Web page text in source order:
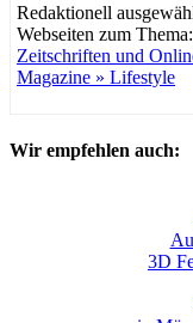
Redaktionell
Webseiten zum Thema:
Zeitschriften und
Magazine » Lifestyle
Wir empfehlen auch:
3D